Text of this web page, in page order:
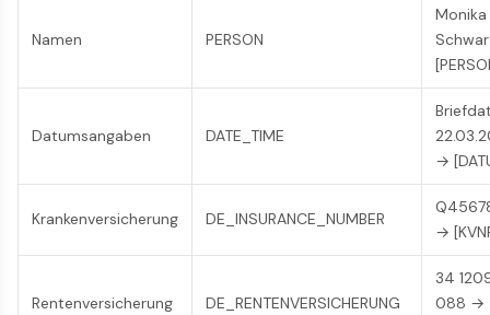
Namen PERSON
Monika
Datumsangaben DATE_TIME
→
Krankenversicherung DE_INSURANCE_NUMBER
→
Rentenversicherung DE_RENTENVERSICHERUNG
34
088 →